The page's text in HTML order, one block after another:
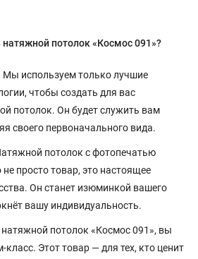
потолок «Космос 091»?
Мы используем только лучшие
чтобы создать для вас
потолок. Он будет служить вам
своего первоначального вида.
потолок с фотопечатью
просто товар, это настоящее
Он станет изюминкой вашего
вашу индивидуальность.
потолок «Космос 091», вы
Этот товар — для тех, кто ценит